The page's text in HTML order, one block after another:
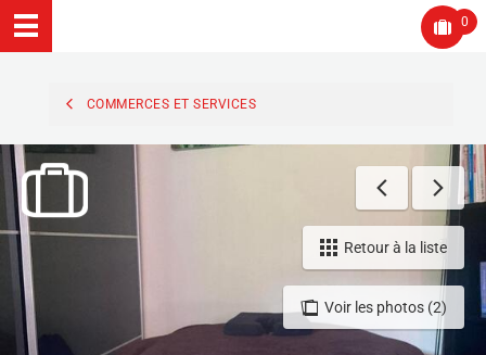
0
COMMERCES ET SERVICES
Voir les photos (2)
Retour à la liste